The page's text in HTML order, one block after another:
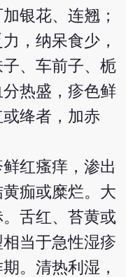
银花、连翘；
，纳呆食少，
、车前子、栀
热盛，疹色鲜
绛者，加赤
红瘙痒，渗出
痂或糜烂。大
舌红、苔黄或
当于急性湿疹
。清热利湿，